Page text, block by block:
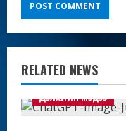
RELATED NEWS
Дэлхийн мэдээ